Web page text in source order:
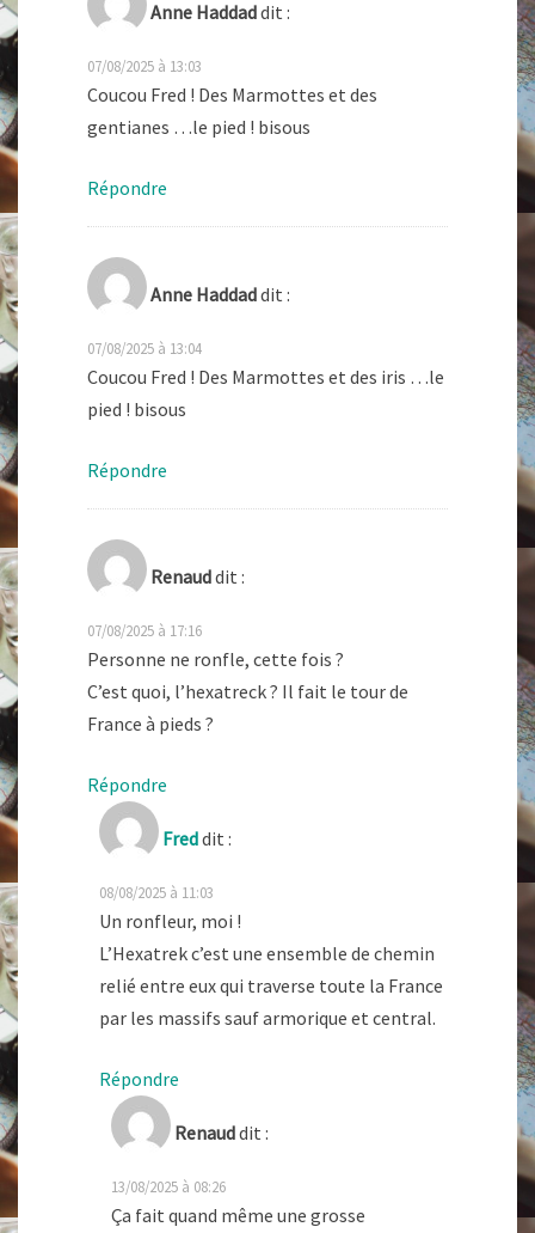
Anne Haddaddit :
07/08/2025 à 13:03
Coucou Fred ! Des Marmottes et des
gentianes …le pied ! bisous
Répondre
Anne Haddaddit :
07/08/2025 à 13:04
Coucou Fred ! Des Marmottes et des iris …le
pied ! bisous
Répondre
Renauddit :
07/08/2025 à 17:16
Personne ne ronfle, cette fois ?
C’est quoi, l’hexatreck ? Il fait le tour de
France à pieds ?
Répondre
Freddit :
08/08/2025 à 11:03
Un ronfleur, moi !
L’Hexatrek c’est une ensemble de chemin
relié entre eux qui traverse toute la France
par les massifs sauf armorique et central.
Répondre
Renauddit :
13/08/2025 à 08:26
Ça fait quand même une grosse